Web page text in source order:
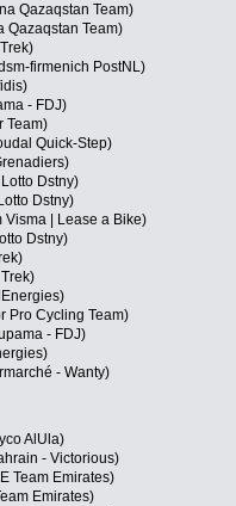
Qazaqstan Team)
Qazaqstan Team)
firmenich PostNL)
- FDJ)
Team)
Quick-Step)
Dstny)
Dstny)
Visma | Lease a Bike)
Dstny)
Pro Cycling Team)
- FDJ)
- Wanty)
AlUla)
- Victorious)
Team Emirates)
Emirates)